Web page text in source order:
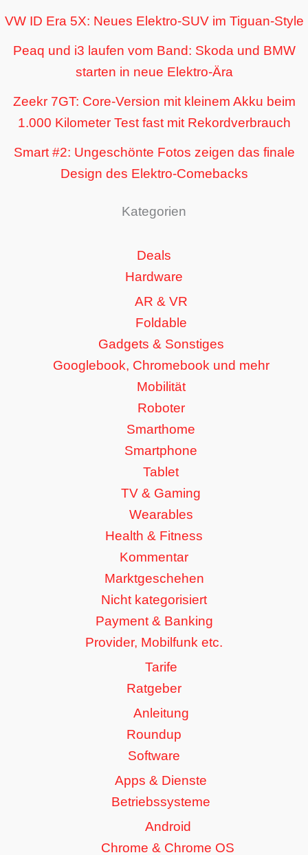
VW ID Era 5X: Neues Elektro-SUV im Tiguan-Style
Peaq und i3 laufen vom Band: Skoda und BMW
starten in neue Elektro-Ära
Zeekr 7GT: Core-Version mit kleinem Akku beim
1.000 Kilometer Test fast mit Rekordverbrauch
Smart #2: Ungeschönte Fotos zeigen das finale
Design des Elektro-Comebacks
Kategorien
Deals
Hardware
AR & VR
Foldable
Gadgets & Sonstiges
Googlebook, Chromebook und mehr
Mobilität
Roboter
Smarthome
Smartphone
Tablet
TV & Gaming
Wearables
Health & Fitness
Kommentar
Marktgeschehen
Nicht kategorisiert
Payment & Banking
Provider, Mobilfunk etc.
Tarife
Ratgeber
Anleitung
Roundup
Software
Apps & Dienste
Betriebssysteme
Android
Chrome & Chrome OS